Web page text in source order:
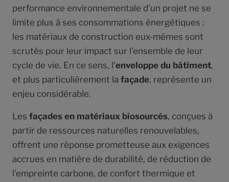
performance environnementale d’un projet ne se
limite plus à ses consommations énergétiques :
les matériaux de construction eux-mêmes sont
scrutés pour leur impact sur l’ensemble de leur
cycle de vie. En ce sens, l’enveloppe du bâtiment,
et plus particulièrement la façade, représente un
enjeu considérable.
Les façades en matériaux biosourcés, conçues à
partir de ressources naturelles renouvelables,
offrent une réponse prometteuse aux exigences
accrues en matière de durabilité, de réduction de
l’empreinte carbone, de confort thermique et